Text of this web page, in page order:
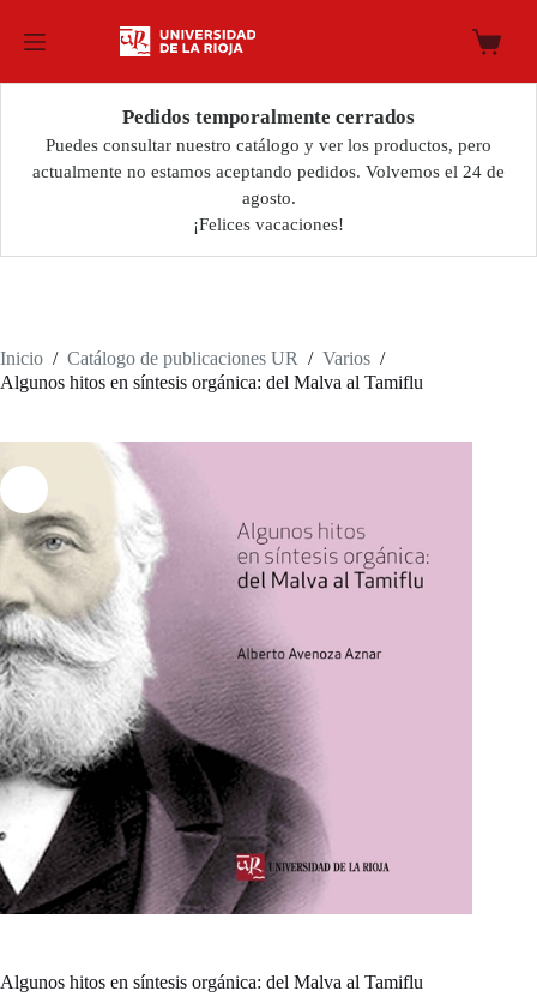
contenido
Carro
Pedidos temporalmente cerrados
Puedes consultar nuestro catálogo y ver los productos, pero
actualmente no estamos aceptando pedidos. Volvemos el 24 de
agosto.
¡Felices vacaciones!
Inicio / Catálogo de publicaciones UR / Varios /
Algunos hitos en síntesis orgánica: del Malva al Tamiflu
Algunos hitos en síntesis orgánica: del Malva al Tamiflu